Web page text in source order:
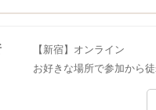
【新宿】オンライン
お好きな場所で参加から